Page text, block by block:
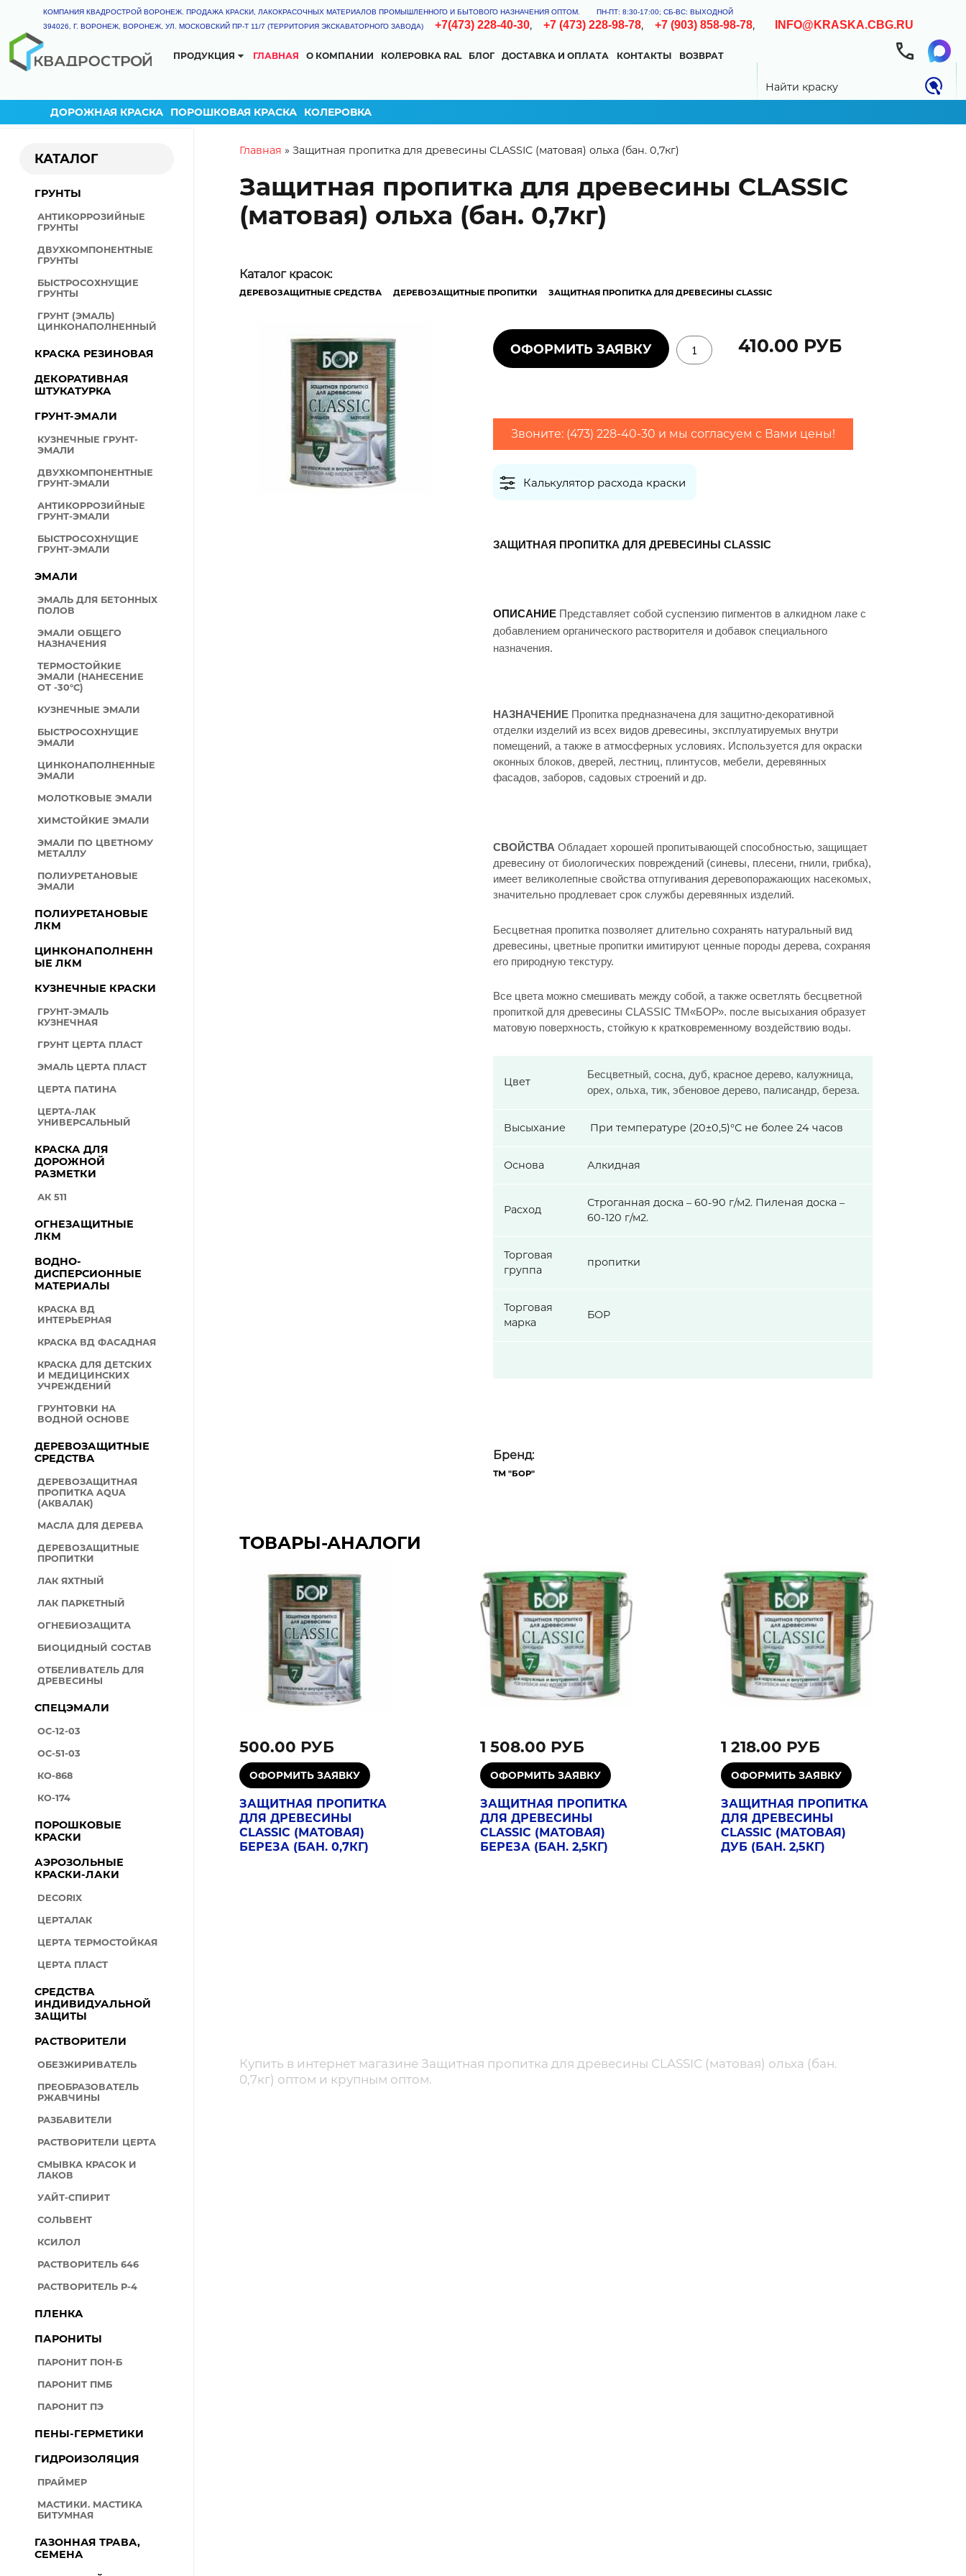
КОМПАНИЯ КВАДРОСТРОЙ ВОРОНЕЖ. ПРОДАЖА КРАСКИ, ЛАКОКРАСОЧНЫХ МАТЕРИАЛОВ ПРОМЫШЛЕННОГО И БЫТОВОГО НАЗНАЧЕНИЯ ОПТОМ.
ПН-ПТ: 8:30-17:00; СБ-ВС: ВЫХОДНОЙ
394026, Г. ВОРОНЕЖ, ВОРОНЕЖ, УЛ. МОСКОВСКИЙ ПР-Т 11/7 (ТЕРРИТОРИЯ ЭКСКАВАТОРНОГО ЗАВОДА)
+7(473) 228-40-30, +7 (473) 228-98-78, +7 (903) 858-98-78, INFO@KRASKA.CBG.RU
ПРОДУКЦИЯ
ГРУНТЫ
ДЕКОРАТИВНАЯ ШТУКАТУРКА
ГРУНТ-ЭМАЛИ
ПОЛИУРЕТАНОВЫЕ ЛКМ
ВОДНО-ДИСПЕРСИОННЫЕ
ДЕРЕВОЗАЩИТНЫЕ СРЕДСТВА
ПОРОШКОВЫЕ КРАСКИ
АЭРОЗОЛЬНЫЕ КРАСКИ-ЛАКИ
СРЕДСТВА ИНДИВИДУАЛЬНОЙ
ГЛАВНАЯ О КОМПАНИИ КОЛЕРОВКА RAL БЛОГ ДОСТАВКА И ОПЛАТА КОНТАКТЫ ВОЗВРАТ
Найти краску
ДОРОЖНАЯ КРАСКА ПОРОШКОВАЯ КРАСКА КОЛЕРОВКА
0.00 РУБ
КАТАЛОГ
ГРУНТЫ
АНТИКОРРОЗИЙНЫЕ
ГРУНТЫ
ДВУХКОМПОНЕНТНЫЕ
ГРУНТЫ
БЫСТРОСОХНУЩИЕ
ГРУНТЫ
ГРУНТ (ЭМАЛЬ)
ЦИНКОНАПОЛНЕННЫЙ
КРАСКА РЕЗИНОВАЯ
ДЕКОРАТИВНАЯ
ШТУКАТУРКА
ГРУНТ-ЭМАЛИ
КУЗНЕЧНЫЕ ГРУНТ-
ЭМАЛИ
ДВУХКОМПОНЕНТНЫЕ
ГРУНТ-ЭМАЛИ
АНТИКОРРОЗИЙНЫЕ
ГРУНТ-ЭМАЛИ
БЫСТРОСОХНУЩИЕ
ГРУНТ-ЭМАЛИ
ЭМАЛИ
ЭМАЛЬ ДЛЯ БЕТОННЫХ
ПОЛОВ
ЭМАЛИ ОБЩЕГО
НАЗНАЧЕНИЯ
ТЕРМОСТОЙКИЕ
ЭМАЛИ (НАНЕСЕНИЕ
ОТ -30°С)
КУЗНЕЧНЫЕ ЭМАЛИ
БЫСТРОСОХНУЩИЕ
ЭМАЛИ
ЦИНКОНАПОЛНЕННЫЕ
ЭМАЛИ
МОЛОТКОВЫЕ ЭМАЛИ
ХИМСТОЙКИЕ ЭМАЛИ
ЭМАЛИ ПО ЦВЕТНОМУ
МЕТАЛЛУ
ПОЛИУРЕТАНОВЫЕ
ЭМАЛИ
ПОЛИУРЕТАНОВЫЕ
ЛКМ
ЦИНКОНАПОЛНЕНН
ЫЕ ЛКМ
КУЗНЕЧНЫЕ КРАСКИ
ГРУНТ-ЭМАЛЬ
КУЗНЕЧНАЯ
ГРУНТ ЦЕРТА ПЛАСТ
ЭМАЛЬ ЦЕРТА ПЛАСТ
ЦЕРТА ПАТИНА
ЦЕРТА-ЛАК
УНИВЕРСАЛЬНЫЙ
КРАСКА ДЛЯ
ДОРОЖНОЙ
РАЗМЕТКИ
АК 511
ОГНЕЗАЩИТНЫЕ
ЛКМ
ВОДНО-
ДИСПЕРСИОННЫЕ
МАТЕРИАЛЫ
КРАСКА ВД
ИНТЕРЬЕРНАЯ
КРАСКА ВД ФАСАДНАЯ
КРАСКА ДЛЯ ДЕТСКИХ
И МЕДИЦИНСКИХ
УЧРЕЖДЕНИЙ
ГРУНТОВКИ НА
ВОДНОЙ ОСНОВЕ
ДЕРЕВОЗАЩИТНЫЕ
СРЕДСТВА
ДЕРЕВОЗАЩИТНАЯ
ПРОПИТКА AQUA
(АКВАЛАК)
МАСЛА ДЛЯ ДЕРЕВА
ДЕРЕВОЗАЩИТНЫЕ
ПРОПИТКИ
ЛАК ЯХТНЫЙ
ЛАК ПАРКЕТНЫЙ
ОГНЕБИОЗАЩИТА
БИОЦИДНЫЙ СОСТАВ
ОТБЕЛИВАТЕЛЬ ДЛЯ
ДРЕВЕСИНЫ
СПЕЦЭМАЛИ
ОС-12-03
ОС-51-03
КО-868
КО-174
ПОРОШКОВЫЕ
КРАСКИ
АЭРОЗОЛЬНЫЕ
КРАСКИ-ЛАКИ
DECORIX
ЦЕРТАЛАК
ЦЕРТА ТЕРМОСТОЙКАЯ
ЦЕРТА ПЛАСТ
СРЕДСТВА
ИНДИВИДУАЛЬНОЙ
ЗАЩИТЫ
РАСТВОРИТЕЛИ
ОБЕЗЖИРИВАТЕЛЬ
ПРЕОБРАЗОВАТЕЛЬ
РЖАВЧИНЫ
РАЗБАВИТЕЛИ
РАСТВОРИТЕЛИ ЦЕРТА
СМЫВКА КРАСОК И
ЛАКОВ
УАЙТ-СПИРИТ
СОЛЬВЕНТ
КСИЛОЛ
РАСТВОРИТЕЛЬ 646
РАСТВОРИТЕЛЬ Р-4
ПЛЕНКА
ПАРОНИТЫ
ПАРОНИТ ПОН-Б
ПАРОНИТ ПМБ
ПАРОНИТ ПЭ
ПЕНЫ-ГЕРМЕТИКИ
ГИДРОИЗОЛЯЦИЯ
ПРАЙМЕР
МАСТИКИ. МАСТИКА
БИТУМНАЯ
ГАЗОННАЯ ТРАВА,
СЕМЕНА
You are here
Главная » Защитная пропитка для древесины CLASSIC (матовая) ольха (бан. 0,7кг)
Защитная пропитка для древесины CLASSIC
(матовая) ольха (бан. 0,7кг)
выбранного инструмента, условий нанесения.
или
Минимальный расход (г/м2)
Количество слоев
финишные покрытия рекомендуется наносить в 2 слоя
Каталог красок:
ДЕРЕВОЗАЩИТНЫЕ СРЕДСТВА ДЕРЕВОЗАЩИТНЫЕ ПРОПИТКИ ЗАЩИТНАЯ ПРОПИТКА ДЛЯ ДРЕВЕСИНЫ CLASSIC
410.00 РУБ
Звоните: (473) 228-40-30 и мы согласуем с Вами цены!
Калькулятор расхода краски
ЗАЩИТНАЯ ПРОПИТКА ДЛЯ ДРЕВЕСИНЫ CLASSIC
ОПИСАНИЕПредставляет собой суспензию пигментов в алкидном лаке с
добавлением органического растворителя и добавок специального
назначения.
НАЗНАЧЕНИЕПропитка предназначена для защитно-декоративной
отделки изделий из всех видов древесины, эксплуатируемых внутри
помещений, а также в атмосферных условиях. Используется для окраски
оконных блоков, дверей, лестниц, плинтусов, мебели, деревянных
фасадов, заборов, садовых строений и др.
СВОЙСТВА Обладает хорошей пропитывающей способностью, защищает
древесину от биологических повреждений (синевы, плесени, гнили, грибка),
имеет великолепные свойства отпугивания деревопоражающих насекомых,
значительно продлевает срок службы деревянных изделий.
Бесцветная пропитка позволяет длительно сохранять натуральный вид
древесины, цветные пропитки имитируют ценные породы дерева, сохраняя
его природную текстуру.
Все цвета можно смешивать между собой, а также осветлять бесцветной
пропиткой для древесины CLASSIC ТМ«БОР». после высыхания образует
матовую поверхность, стойкую к кратковременному воздействию воды.
Цвет
Бесцветный, сосна, дуб, красное дерево, калужница,
орех, ольха, тик, эбеновое дерево, палисандр, береза.
Высыхание При температуре (20±0,5)°С не более 24 часов
Основа Алкидная
Расход
Строганная доска – 60-90 г/м2. Пиленая доска –
60-120 г/м2.
Торговая
группа
пропитки
Торговая
марка
БОР
Бренд:
ТМ "БОР"
ТОВАРЫ-АНАЛОГИ
500.00 РУБ
ЗАЩИТНАЯ ПРОПИТКА
ДЛЯ ДРЕВЕСИНЫ
CLASSIC (МАТОВАЯ)
БЕРЕЗА (БАН. 0,7КГ)
1 508.00 РУБ
ЗАЩИТНАЯ ПРОПИТКА
ДЛЯ ДРЕВЕСИНЫ
CLASSIC (МАТОВАЯ)
БЕРЕЗА (БАН. 2,5КГ)
1 218.00 РУБ
ЗАЩИТНАЯ ПРОПИТКА
ДЛЯ ДРЕВЕСИНЫ
CLASSIC (МАТОВАЯ)
ДУБ (БАН. 2,5КГ)
Купить в интернет магазине Защитная пропитка для древесины CLASSIC (матовая) ольха (бан.
0,7кг) оптом и крупным оптом.